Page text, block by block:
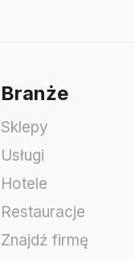
Branże
Sklepy
Usługi
Hotele
Restauracje
Znajdź firmę